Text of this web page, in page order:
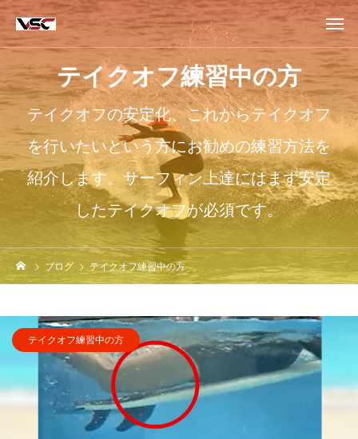
テイクオフ練習中の方
テイクオフの安定化、これからテイクオフ
を行いたいという方にお勧めの練習方法を
紹介します。サーフィン上達にはまず安定
したテイクオフが必須です。
ブログ テイクオフ練習中の方
テイクオフ練習中の方